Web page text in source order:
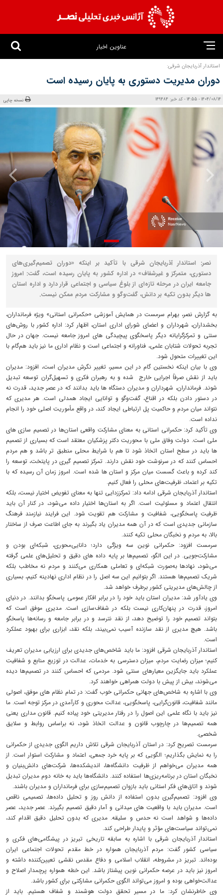
عناوین اخبار
استاندار آذربایجان شرقی:
دوران مدیریت دستوری به پایان رسیده است
1404/08/14 - 14:55 - کد خبر: 149484 نسخه چاپی
نصر: استاندار آذربایجان شرقی با تأکید بر اینکه «دوران تصمیم‌گیری‌های
دستوری، متمرکز و غیرشفاف» در اداره کشور به پایان رسیده است، گفت: امروز
جامعه ایران در مرحله تازه‌ای از بلوغ سیاسی و اجتماعی قرار دارد و اداره استان
‌ها دیگر بدون تکیه بر دانش، گفت‌وگو و مشارکت مردم ممکن نیست.
به گزارش نصر، بهرام سرمست در همایش آموزشی «حکمرانی استانی» ویژه فرمانداران،
بخشداران، شهرداران و اعضای شورای اداری استان، اظهار کرد: اداره کشور با روش‌های
سنتی و تمرکزگرایانه دیگر پاسخگوی پیچیدگی ‌های امروز جامعه نیست. جهان در حال
تجربه تحولات شتابان علمی، فناورانه و اجتماعی است و نظام اداری ما نیز باید هم‌گام با
این تغییرات متحول شود.
وی با بیان اینکه نخستین گام در این مسیر، تغییر نگرش مدیران است، افزود: مدیران
باید از نقش صرفاً اجرایی خارج شده و به رهبران فکری و تسهیل‌گران توسعه تبدیل
شوند. فرمانداران، شهرداران و مدیران دستگاه ‌ها باید بدانند که در عصر جدید، قدرت نه
در دستور دادن بلکه در اقناع، گفت‌وگو و توانایی ایجاد همدلی است. هر مدیری که
نتواند میان مردم و حاکمیت پل ارتباطی ایجاد کند، در واقع مأموریت اصلی خود را انجام
نداده است.
وی تأکید کرد: حکمرانی استانی به معنای مشارکت واقعی استان‌ها در تصمیم ‌سازی ‌های
ملی است. دولت وفاق ملی با محوریت دکتر پزشکیان معتقد است که بسیاری از تصمیم
‌ها باید در سطح استان اتخاذ شود تا هم با شرایط محلی منطبق ‌تر باشد و هم مردم
احساس کنند که در سرنوشت خود نقش دارند. تمرکز تصمیم‌ گیری در پایتخت، توسعه را
کند کرده و باعث گسست میان مرکز و استان‌ ها شده است. امروز زمان آن رسیده که با
تکیه بر اعتماد، ظرفیت‌های محلی را فعال کنیم.
استاندار آذربایجان شرقی ادامه داد: تمرکززدایی تنها به معنای تفویض اختیار نیست، بلکه
انتقال اعتماد و مسئولیت است. اگر به استان‌ها اختیار داده می‌شود، در کنار آن باید
ظرفیت پاسخگویی، شفافیت و مشارکت هم تقویت شود. این فرایند نیازمند فرهنگ
سازمانی جدیدی است که در آن همه مدیران یاد بگیرند به جای اطاعت صرف از ساختار
بالا، به مردم و نخبگان محلی تکیه کنند.
سرمست افزود: حکمرانی نوین سه ویژگی دارد؛ دانایی‌محوری، شبکه‌ای بودن و
مشارکت‌جویی. در این الگو، تصمیم‌ها بر پایه داده ‌های دقیق و تحلیل‌های علمی گرفته
می‌شود، نهادها به‌صورت شبکه‌ای و تعاملی همکاری می‌کنند و مردم نه مخاطب بلکه
شریک تصمیم‌ها هستند. اگر بتوانیم این سه اصل را در نظام اداری نهادینه کنیم، بسیاری
از چالش‌های مدیریتی کشور برطرف خواهد شد.
وی یادآور شد: مدیران استان باید خود را در برابر افکار عمومی پاسخگو بدانند. در دنیای
امروز، قدرت در پنهان‌کاری نیست بلکه در شفاف‌سازی است. مدیری موفق است که
بتواند تصمیم خود را توضیح دهد، از نقد نترسد و در برابر جامعه و رسانه‌ها پاسخگو
باشد. هیچ مدیری از نقد سازنده آسیب نمی‌بیند، بلکه نقد، ابزاری برای بهبود عملکرد
است.
استاندار آذربایجان شرقی افزود: ما باید شاخص‌های جدیدی برای ارزیابی مدیران تعریف
کنیم؛ میزان رضایت مردم، میزان دسترسی به خدمات، عدالت در توزیع منابع و شفافیت
عملکرد باید جایگزین معیارهای سنتی شود. مردمی که احساس کنند در تصمیم‌ها دیده
می‌شوند، بیش از پیش با دولت همراهی خواهند کرد.
وی با اشاره به شاخص‌های جهانی حکمرانی خوب گفت: در تمام نظام ‌های موفق، اصولی
مانند شفافیت، قانون‌گرایی، پاسخگویی، عدالت‌ محوری و کارآمدی در مرکز توجه است. ما
نیز باید با نگاه علمی این اصول را در رفتار مدیریتی خود پیاده کنیم. قانون ‌مداری یعنی
همه تصمیم‌ها در چارچوب قانون و عدالت اتخاذ شود، نه براساس روابط و سلایق
شخصی.
سرمست تصریح کرد: در استان آذربایجان شرقی تلاش داریم الگوی جدیدی از حکمرانی
را به نمایش بگذاریم؛ الگویی که بر پایه خرد جمعی، اعتماد و مشارکت استوار است. از
همه مدیران می‌خواهم از ظرفیت دانشگاه‌ها، اندیشکده‌ها، شرکت‌های دانش‌بنیان و
نخبگان استان در برنامه‌ریزی‌ها استفاده کنند. دانشگاه‌ها باید به خانه دوم مدیران تبدیل
شوند و اتاق‌های فکر استانی باید بازوان تصمیم‌سازی برای فرمانداران و مدیران باشند.
وی افزود: تصمیم‌گیری بدون استفاده از دانش روز و تحلیل داده‌ها، تصمیمی ناقص
است. مدیران باید با واقعیت ‌های میدانی و آمار دقیق تصمیم بگیرند. عصر جدید، عصر
داده‌ها و شواهد است نه حدس و سلیقه. مدیری که بدون تحلیل دقیق اقدام کند،
نمی‌تواند سیاست‌های مؤثر و پایدار طراحی کند.
استاندار آذربایجان شرقی با اشاره به سابقه تاریخی تبریز در پیشگامی‌های فکری و
سیاسی کشور گفت: مردم آذربایجان همواره در خط مقدم تحولات اجتماعی ایران
بوده‌اند. تبریز در مشروطه، انقلاب اسلامی و دفاع مقدس نقشی تعیین‌کننده داشته و
امروز نیز باید در عرصه حکمرانی نوین پیشتاز باشد. این خطه همواره پرچمدار اصلاح و
عدالت‌خواهی بوده و امروز می‌تواند الگوی حکمرانی مشارکتی برای کشور باشد.
وی خاطرنشان کرد: ما در مسیر تحقق دولت هوشمند و شفاف هستیم. باید از